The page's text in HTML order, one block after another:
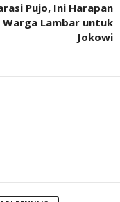
Pujo, Ini Harapan
Warga Lambar untuk
Jokowi